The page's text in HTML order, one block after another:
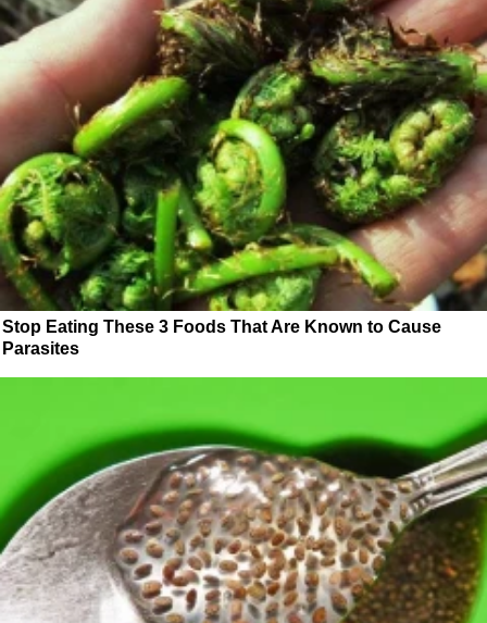
Stop Eating These 3 Foods That Are Known to Cause
Parasites